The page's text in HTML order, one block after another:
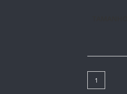
Quantidade
de